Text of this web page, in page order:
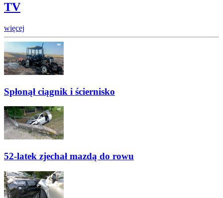
TV
więcej
Spłonął ciągnik i ściernisko
52-latek zjechał mazdą do rowu